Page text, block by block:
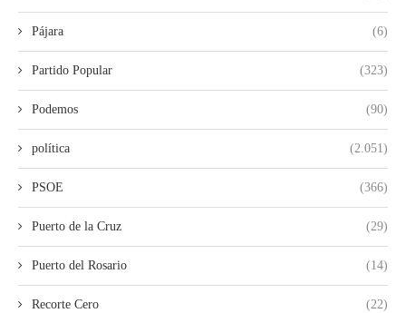
Pájara (6)
Partido Popular (323)
Podemos (90)
política (2.051)
PSOE (366)
Puerto de la Cruz (29)
Puerto del Rosario (14)
Recorte Cero (22)